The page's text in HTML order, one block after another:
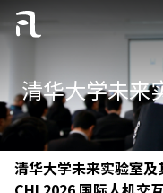
清华大学未来实验室